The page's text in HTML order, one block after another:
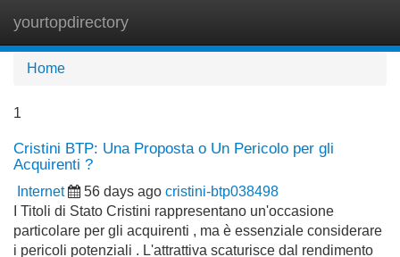
yourtopdirectory
Home
1
Cristini BTP: Una Proposta o Un Pericolo per gli
Acquirenti ?
Internet 56 days ago cristini-btp038498
I Titoli di Stato Cristini rappresentano un'occasione
particolare per gli acquirenti , ma è essenziale considerare
i pericoli potenziali . L'attrattiva scaturisce dal rendimento